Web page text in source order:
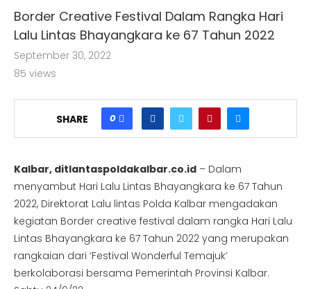
Border Creative Festival Dalam Rangka Hari
Lalu Lintas Bhayangkara ke 67 Tahun 2022
September 30, 2022
85 views
SHARE 0
Kalbar, ditlantaspoldakalbar.co.id – Dalam
menyambut Hari Lalu Lintas Bhayangkara ke 67 Tahun
2022, Direktorat Lalu lintas Polda Kalbar mengadakan
kegiatan Border creative festival dalam rangka Hari Lalu
Lintas Bhayangkara ke 67 Tahun 2022 yang merupakan
rangkaian dari ‘Festival Wonderful Temajuk’
berkolaborasi bersama Pemerintah Provinsi Kalbar.